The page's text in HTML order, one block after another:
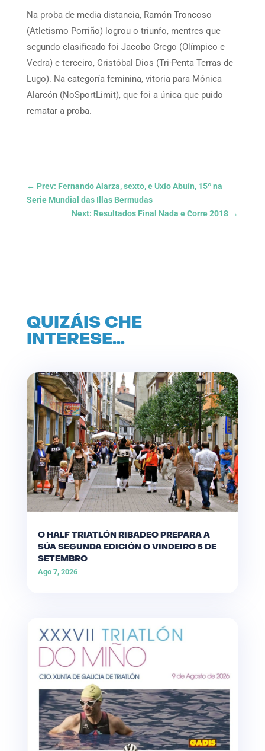
Na proba de media distancia, Ramón Troncoso
(Atletismo Porriño) logrou o triunfo, mentres que
segundo clasificado foi Jacobo Crego (Olímpico e
Vedra) e terceiro, Cristóbal Dios (Tri-Penta Terras de
Lugo). Na categoría feminina, vitoria para Mónica
Alarcón (NoSportLimit), que foi a única que puido
rematar a proba.
← Prev: Fernando Alarza, sexto, e Uxío Abuín, 15º na
Serie Mundial das Illas Bermudas
Next: Resultados Final Nada e Corre 2018 →
QUIZÁIS CHE
INTERESE…
O HALF TRIATLÓN RIBADEO PREPARA A
SÚA SEGUNDA EDICIÓN O VINDEIRO 5 DE
SETEMBRO
Ago 7, 2026